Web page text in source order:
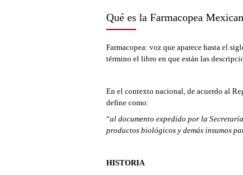
Qué es la Farmacopea
Farmacopea: voz que aparece hasta el
término el libro en que están las
En el contexto nacional, de acuerdo al
define como:
“al documento expedido por la
productos biológicos y demás insumos
HISTORIA